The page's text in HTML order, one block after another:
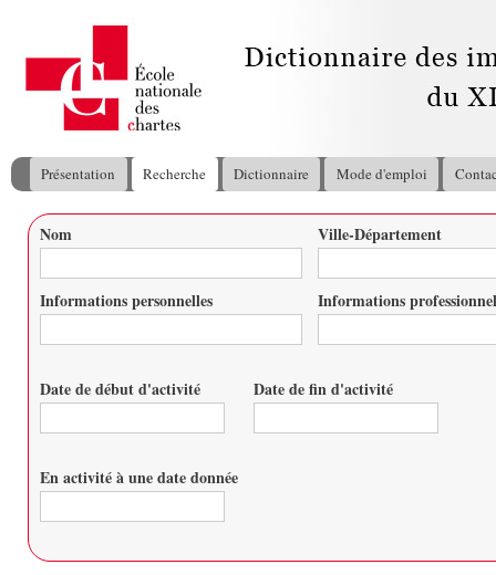
Menu principal
Présentation Recherche Dictionnaire Mode d'emploi
Vous êtes ici
Nom Ville-Département
Informations personnelles Informations
Date de début d'activité Date de fin d'activité
En activité à une date donnée